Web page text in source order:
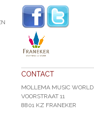
CONTACT
MOLLEMA MUSIC WORLD
VOORSTRAAT 11
8801 KZ FRANEKER